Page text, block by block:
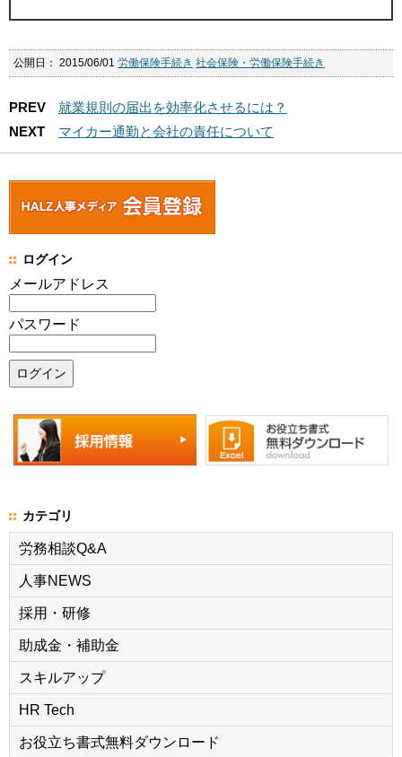
公開日： 2015/06/01 労働保険手続き 社会保険・労働保険手続き
PREV
就業規則の届出を効率化させるには？
NEXT
マイカー通勤と会社の責任について
ログイン
メールアドレス
パスワード
カテゴリ
労務相談Q&A
人事NEWS
採用・研修
助成金・補助金
スキルアップ
HR Tech
お役立ち書式無料ダウンロード